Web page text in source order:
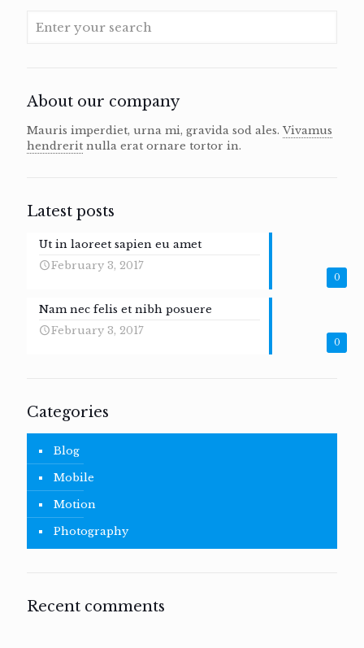
About our company
Mauris imperdiet, urna mi, gravida sod ales. Vivamus
hendrerit nulla erat ornare tortor in.
Latest posts
0
Ut in laoreet sapien eu amet
February 3, 2017
0
Nam nec felis et nibh posuere
February 3, 2017
Categories
Blog
Mobile
Motion
Photography
Recent comments